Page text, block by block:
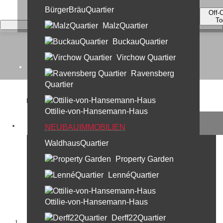
Unternehmen
30 Jahre Profi Partner
Standorte & Team
Team Berlin
Team München
BürgerBräuQuartier
MalzQuartier
BuckauQuartier
Virchow Quartier
Ravensberg
Quartier
Ottilie-von-Hansemann-Haus
NEUBAUIMMOBILIEN
WaldhausQuartier
Property Garden
LennéQuartier
Ottilie-von-Hansemann-Haus
Derff22Quartier
Off-
Hutfabrik
Pappelallee 3/4 in Berlin